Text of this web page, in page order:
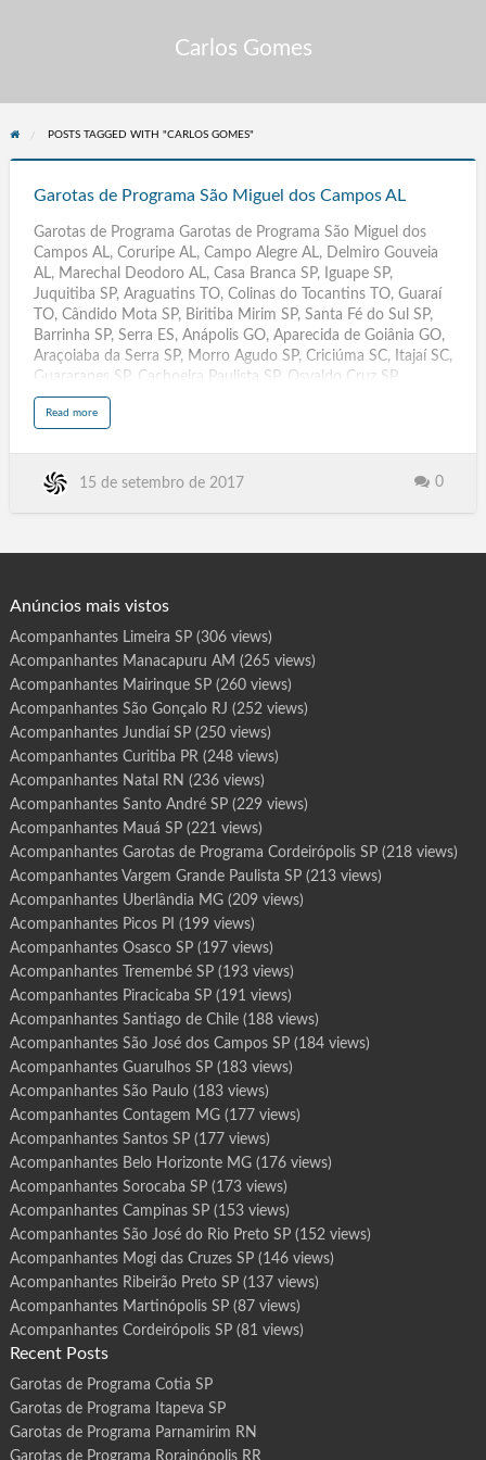
Carlos Gomes
POSTS TAGGED WITH "CARLOS GOMES"
Miguel
Campos
Garotas de Programa São Miguel dos Campos AL
Garotas de Programa Garotas de Programa São Miguel dos
Campos AL, Coruripe AL, Campo Alegre AL, Delmiro Gouveia
AL, Marechal Deodoro AL, Casa Branca SP, Iguape SP,
Juquitiba SP, Araguatins TO, Colinas do Tocantins TO, Guaraí
TO, Cândido Mota SP, Biritiba Mirim SP, Santa Fé do Sul SP,
Barrinha SP, Serra ES, Anápolis GO, Aparecida de Goiânia GO,
Araçoiaba da Serra SP, Morro Agudo SP, Criciúma SC, Itajaí SC,
Guararapes SP, Cachoeira Paulista SP, Osvaldo Cruz SP,
Ilhabela SP, Conselheiro Lafaiete MG, Varginha MG, Sabará
MG, Barbacena MG, São Miguel Arcanjo SP, Santa Cruz das
MG, Ibaté SP, Iperó SP, Bariri SP, Pacaembu, Palestina,
Read morea
t
r
e
r
m
a
ã
M
g
u
e
l
d
o
C
m
o
s
A
L
15 de setembro de 2017 0
Anúncios mais vistos
Acompanhantes Limeira SP(306 views)
Acompanhantes Manacapuru AM (265 views)
Acompanhantes Mairinque SP(260 views)
Acompanhantes São Gonçalo RJ (252 views)
Acompanhantes Jundiaí SP(250 views)
Acompanhantes Curitiba PR(248 views)
Acompanhantes Natal RN (236 views)
Acompanhantes Santo André SP(229 views)
Acompanhantes Mauá SP(221 views)
Acompanhantes Garotas de Programa Cordeirópolis SP(218 views)
Acompanhantes Vargem Grande Paulista SP(213 views)
Acompanhantes Uberlândia MG(209 views)
Acompanhantes Picos PI (199 views)
Acompanhantes Osasco SP(197 views)
Acompanhantes Tremembé SP(193 views)
Acompanhantes Piracicaba SP(191 views)
Acompanhantes Santiago de Chile(188 views)
Acompanhantes São José dos Campos SP(184 views)
Acompanhantes Guarulhos SP(183 views)
Acompanhantes São Paulo(183 views)
Acompanhantes Contagem MG(177 views)
Acompanhantes Santos SP(177 views)
Acompanhantes Belo Horizonte MG(176 views)
Acompanhantes Sorocaba SP(173 views)
Acompanhantes Campinas SP(153 views)
Acompanhantes São José do Rio Preto SP(152 views)
Acompanhantes Mogi das Cruzes SP(146 views)
Acompanhantes Ribeirão Preto SP(137 views)
Acompanhantes Martinópolis SP(87 views)
Acompanhantes Cordeirópolis SP(81 views)
Recent Posts
Garotas de Programa Cotia SP
Garotas de Programa Itapeva SP
Garotas de Programa Parnamirim RN